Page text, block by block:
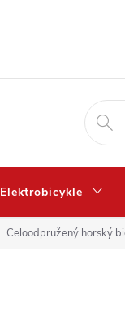
Elektrobicykle
Celoodpružený horský